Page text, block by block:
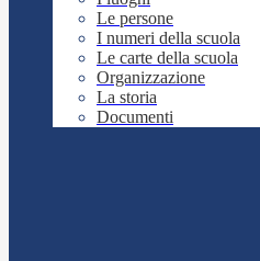
Le persone
I numeri della scuola
Le carte della scuola
Organizzazione
La storia
Documenti